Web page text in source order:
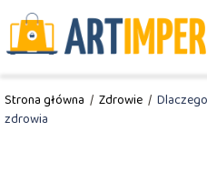
Strona główna / Zdrowie /
zdrowia